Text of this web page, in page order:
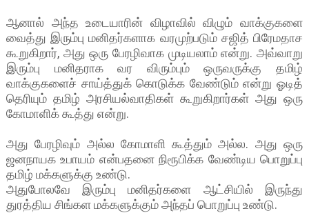
ஆனால் அந்த உடையாரின் விழாவில் விழும் வாக்குகளை
வைத்து இரும்பு மனிதர்களாக வரமுற்படும் சஜித் பிரேமதாச
கூறுகிறார், அது ஒரு பேரழிவாக முடியலாம் என்று. அவ்வாறு
இரும்பு மனிதராக வர விரும்பும் ஒருவருக்கு தமிழ்
வாக்குகளைச் சாய்த்துக் கொடுக்க வேண்டும் என்று ஓடித்
தெரியும் தமிழ் அரசியல்வாதிகள் கூறுகிறார்கள் அது ஒரு
கோமாளிக் கூத்து என்று.
அது பேரழிவும் அல்ல கோமாளி கூத்தும் அல்ல. அது ஒரு
ஜனநாயக உபாயம் என்பதனை நிரூபிக்க வேண்டிய பொறுப்பு
தமிழ் மக்களுக்கு உண்டு.
அதுபோலவே இரும்பு மனிதர்களை ஆட்சியில் இருந்து
துரத்திய சிங்கள மக்களுக்கும் அந்தப் பொறுப்பு உண்டு.